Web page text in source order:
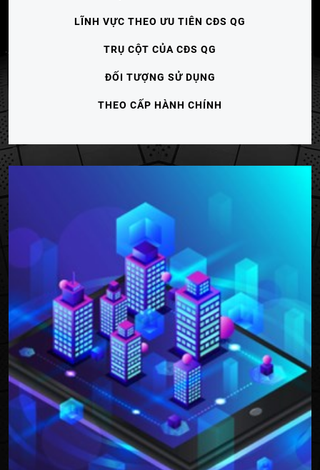
LĨNH VỰC THEO ƯU TIÊN CĐS QG
TRỤ CỘT CỦA CĐS QG
ĐỐI TƯỢNG SỬ DỤNG
THEO CẤP HÀNH CHÍNH